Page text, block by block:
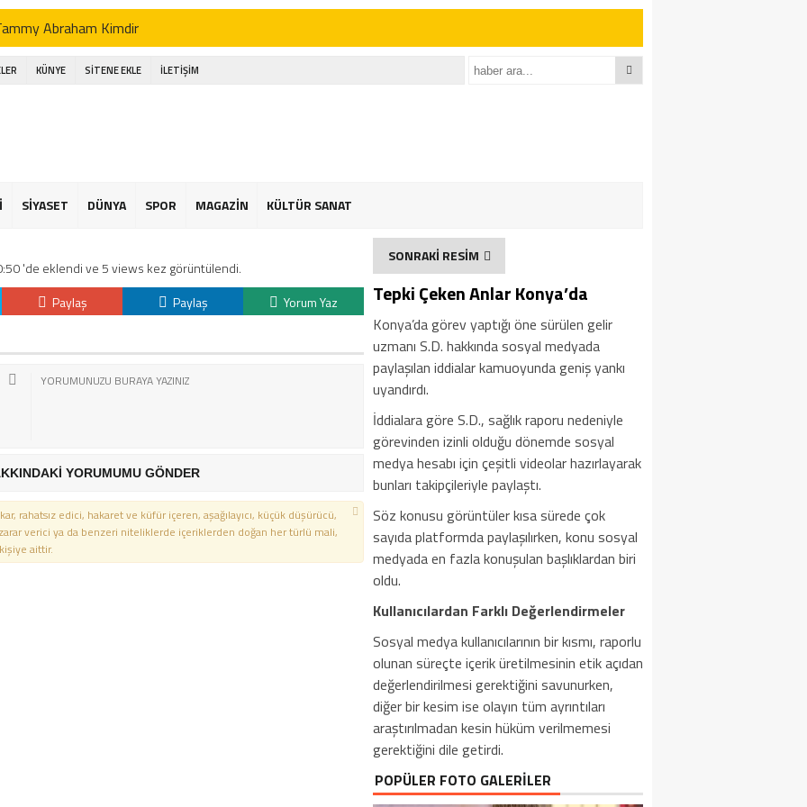
Abraham Kimdir
Duran Kimdir
Kremi Tercihi
Ucuz Tatil
KÜNYE SİTENE EKLE İLETİŞİM
SİYASET DÜNYA SPOR MAGAZİN KÜLTÜR SANAT
'de eklendi ve 5 views kez görüntülendi.
Paylaş Paylaş Yorum Yaz
YORUMUMU GÖNDER
rahatsız edici, hakaret ve küfür içeren, aşağılayıcı, küçük düşürücü,
verici ya da benzeri niteliklerde içeriklerden doğan her türlü mali,
aittir.
SONRAKİ RESİM
Tepki Çeken Anlar Konya’da
Konya’da görev yaptığı öne sürülen gelir
uzmanı S.D. hakkında sosyal medyada
paylaşılan iddialar kamuoyunda geniş yankı
uyandırdı.
İddialara göre S.D., sağlık raporu nedeniyle
görevinden izinli olduğu dönemde sosyal
medya hesabı için çeşitli videolar hazırlayarak
bunları takipçileriyle paylaştı.
Söz konusu görüntüler kısa sürede çok
sayıda platformda paylaşılırken, konu sosyal
medyada en fazla konuşulan başlıklardan biri
oldu.
Kullanıcılardan Farklı Değerlendirmeler
Sosyal medya kullanıcılarının bir kısmı, raporlu
olunan süreçte içerik üretilmesinin etik açıdan
değerlendirilmesi gerektiğini savunurken,
diğer bir kesim ise olayın tüm ayrıntıları
araştırılmadan kesin hüküm verilmemesi
gerektiğini dile getirdi.
POPÜLER FOTO GALERİLER